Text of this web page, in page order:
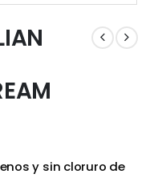
y sin cloruro de